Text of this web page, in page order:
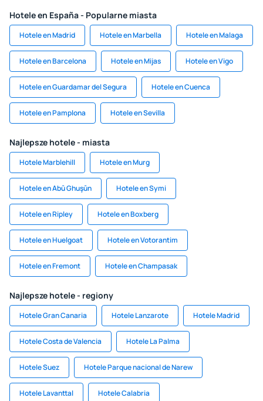
Hotele en España - Popularne miasta
Hotele en Madrid Hotele en Marbella Hotele en Malaga
Hotele en Barcelona Hotele en Mijas Hotele en Vigo
Hotele en Guardamar del Segura Hotele en Cuenca
Hotele en Pamplona Hotele en Sevilla
Najlepsze hotele - miasta
Hotele Marblehill Hotele en Murg
Hotele en Abū Ghuşūn Hotele en Symi
Hotele en Ripley Hotele en Boxberg
Hotele en Huelgoat Hotele en Votorantim
Hotele en Fremont Hotele en Champasak
Najlepsze hotele - regiony
Hotele Gran Canaria Hotele Lanzarote Hotele Madrid
Hotele Costa de Valencia Hotele La Palma
Hotele Suez Hotele Parque nacional de Narew
Hotele Lavanttal Hotele Calabria